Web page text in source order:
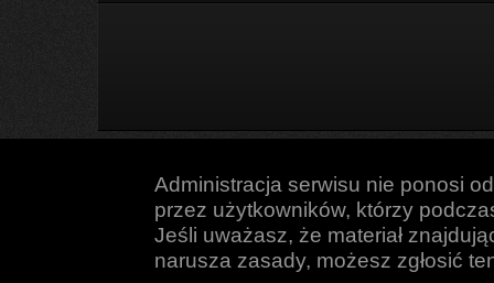
Administracja serwisu nie ponosi
przez użytkowników, którzy
Jeśli uważasz, że materiał
narusza zasady, możesz zgłosić